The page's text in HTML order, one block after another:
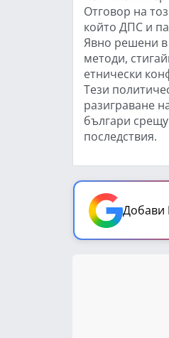
Отговор на
който ДПС и
Явно решени в
методи,
етнически
Тези
разиграване
българи
последствия.
Добави